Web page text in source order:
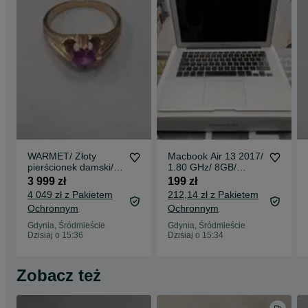
WARMET/ Złoty
pierścionek damski/
585/ 3.32 gram/
R11.5/ Korund/
Warszawa 1963-86
3 999 zł
4 049 zł z Pakietem
Ochronnym
Gdynia, Śródmieście
Dzisiaj o 15:36
Macbook Air 13 2017/
1.80 GHz/ 8GB/
128GB/ Stan
nieznany / Blokada
iCloud / Czytaj opis !
199 zł
212,14 zł z Pakietem
Ochronnym
Gdynia, Śródmieście
Dzisiaj o 15:34
Zobacz też